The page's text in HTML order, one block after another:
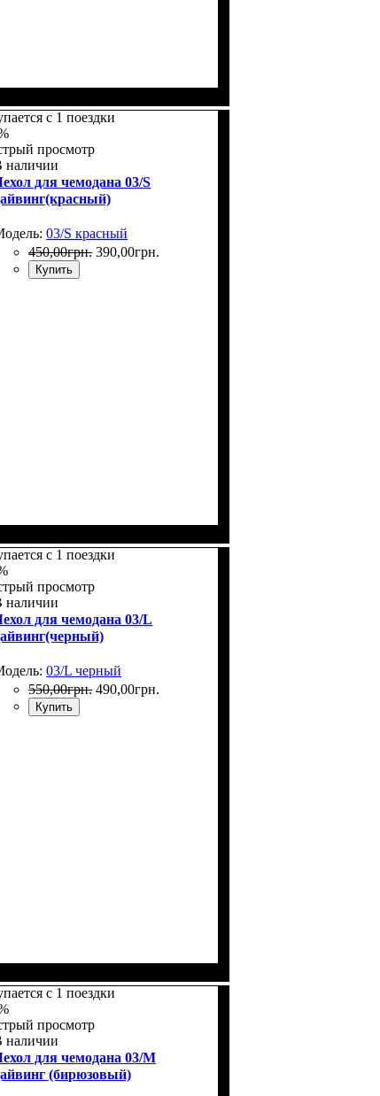
с 1 поездки
просмотр
наличии
для чемодана 03/S
03/S красный
450,00грн. 390,00грн.
Купить
с 1 поездки
просмотр
наличии
для чемодана 03/L
03/L черный
550,00грн. 490,00грн.
Купить
с 1 поездки
просмотр
наличии
для чемодана 03/M
(бирюзовый)